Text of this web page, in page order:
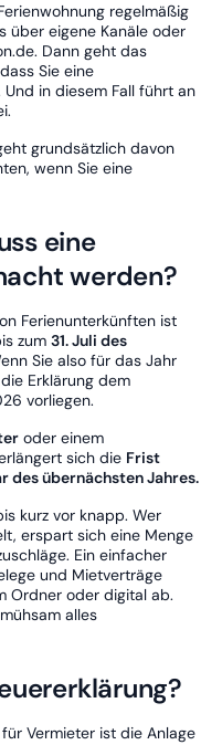
regelmäßig
über eigene Kanäle oder
Dann geht das
Sie eine
in diesem Fall führt an
grundsätzlich davon
wenn Sie eine
eine
werden?
Ferienunterkünften ist
zum 31. Juli des
Sie also für das Jahr
Erklärung dem
vorliegen.
oder einem
sich die Frist
des übernächsten Jahres.
kurz vor knapp. Wer
erspart sich eine Menge
Ein einfacher
und Mietverträge
Ordner oder digital ab.
alles
Vermieter ist die Anlage